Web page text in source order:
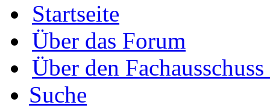
Startseite
Über das Forum
Über den
Suche